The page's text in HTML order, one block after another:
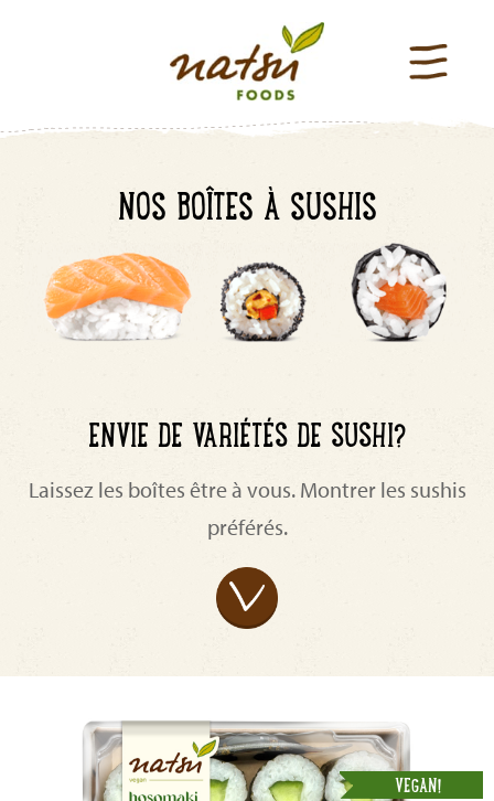
NOS BOÎTES À SUSHIS
ENVIE DE VARIÉTÉS DE SUSHI?
Laissez les boîtes être à vous. Montrer les sushis
préférés.
VEGAN!